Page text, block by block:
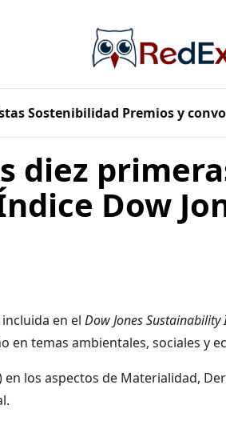
Sostenibilidad Premios y
diez
Dow
en el Dow Jones Sustainability
en temas ambientales, sociales y
los aspectos de Materialidad,